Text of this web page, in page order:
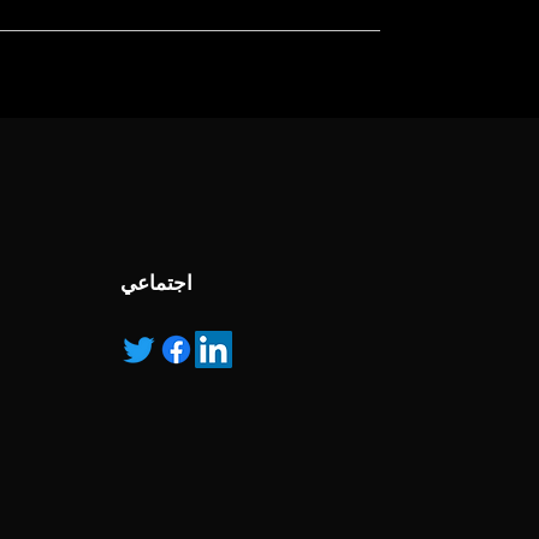
and efficient urinalysis testing. Accurate
with the listed products, it is only used for the
own manufactured, “ad” means authorised
اجتماعي